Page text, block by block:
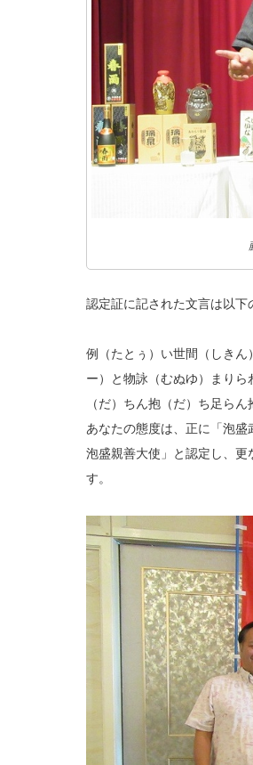
認定証に記された文言は以下
例（たとぅ）い世間（しき
ー）と物詠（むぬゆ）まり
（だ）ちん抱（だ）ち足ら
あなたの態度は、正に「泡
泡盛親善大使」と認定し、更
す。